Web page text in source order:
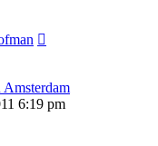
Amsterdam
6:19 pm